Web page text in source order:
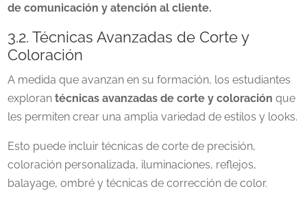
de comunicación y atención al cliente.
3.2. Técnicas Avanzadas de Corte y
Coloración
A medida que avanzan en su formación, los estudiantes
explorantécnicas avanzadas de corte y coloración que
les permiten crear una amplia variedad de estilos y looks.
Esto puede incluir técnicas de corte de precisión,
coloración personalizada, iluminaciones, reflejos,
balayage, ombré y técnicas de corrección de color.